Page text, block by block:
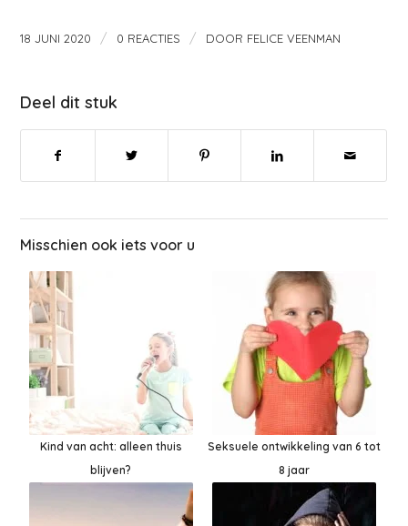
18 JUNI 2020 / 0 REACTIES / DOOR FELICE VEENMAN
Deel dit stuk
Misschien ook iets voor u
Kind van acht: alleen thuis
blijven?
Seksuele ontwikkeling van 6 tot
8 jaar